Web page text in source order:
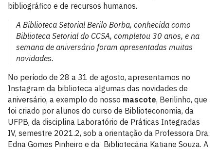
bibliográfico e de recursos humanos.
A Biblioteca Setorial Berilo Borba, conhecida como
Biblioteca Setorial do CCSA, completou 30 anos, e na
semana de aniversário foram apresentadas muitas
novidades.
No período de 28 a 31 de agosto, apresentamos no
Instagram da biblioteca algumas das novidades de
aniversário, a exemplo do nosso mascote, Berilinho, que
foi criado por alunos do curso de Biblioteconomia, da
UFPB, da disciplina Laboratório de Práticas Integradas
IV, semestre 2021.2, sob a orientação da Professora Dra.
Edna Gomes Pinheiro e da Bibliotecária Katiane Souza. A